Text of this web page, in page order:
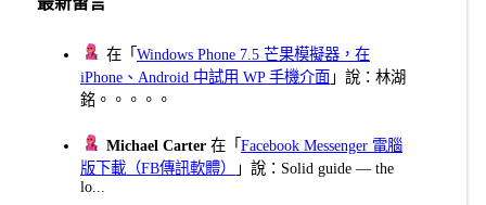
在「Windows Phone 7.5 芒果模擬器，在
iPhone、Android 中試用 WP 手機介面 」說：林湖
銘。。。。。
Michael Carter 在「Facebook Messenger 電腦
版下載（FB傳訊軟體）
」說：Solid guide — the
lo...